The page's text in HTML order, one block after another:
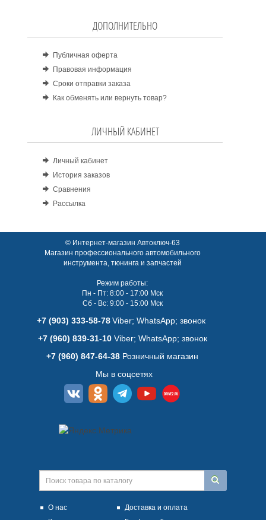
ДОПОЛНИТЕЛЬНО
Публичная оферта
Правовая информация
Сроки отправки заказа
Как обменять или вернуть товар?
ЛИЧНЫЙ КАБИНЕТ
Личный кабинет
История заказов
Сравнения
Рассылка
© Интернет-магазин Автоключ-63
Магазин профессионального автомобильного
инструмента, тюнинга и запчастей
Режим работы:
Пн - Пт: 8:00 - 17:00 Мск
Сб - Вс: 9:00 - 15:00 Мск
+7 (903) 333-58-78 Viber; WhatsАpp; звонок
+7 (960) 839-31-10Viber; WhatsАpp; звонок
+7 (960) 847-64-38 Розничный магазин
Мы в соцсетях
О нас
Доставка и оплата